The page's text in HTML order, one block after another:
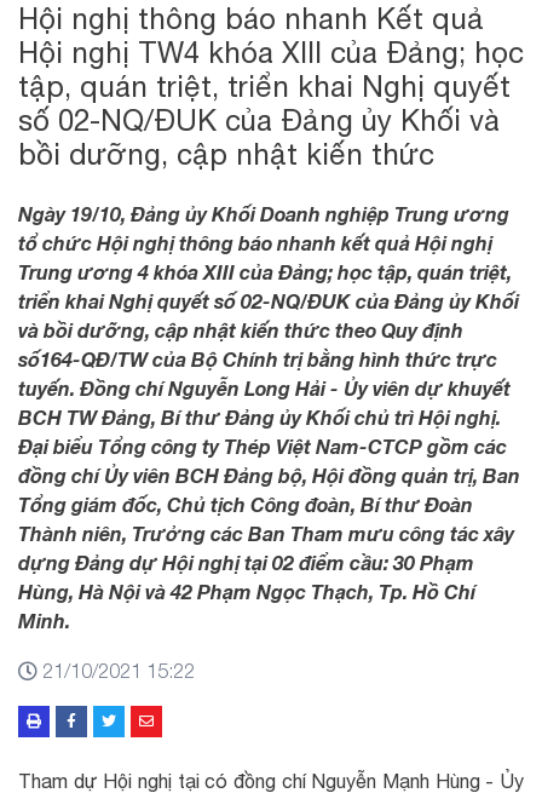
Hội nghị thông báo nhanh Kết quả
Hội nghị TW4 khóa XIII của Đảng; học
tập, quán triệt, triển khai Nghị quyết
số 02-NQ/ĐUK của Đảng ủy Khối và
bồi dưỡng, cập nhật kiến thức
Ngày 19/10, Đảng ủy Khối Doanh nghiệp Trung ương
tổ chức Hội nghị thông báo nhanh kết quả Hội nghị
Trung ương 4 khóa XIII của Đảng; học tập, quán triệt,
triển khai Nghị quyết số 02-NQ/ĐUK của Đảng ủy Khối
và bồi dưỡng, cập nhật kiến thức theo Quy định
số164-QĐ/TW của Bộ Chính trị bằng hình thức trực
tuyến. Đồng chí Nguyễn Long Hải - Ủy viên dự khuyết
BCH TW Đảng, Bí thư Đảng ủy Khối chủ trì Hội nghị.
Đại biểu Tổng công ty Thép Việt Nam-CTCP gồm các
đồng chí Ủy viên BCH Đảng bộ, Hội đồng quản trị, Ban
Tổng giám đốc, Chủ tịch Công đoàn, Bí thư Đoàn
Thành niên, Trưởng các Ban Tham mưu công tác xây
dựng Đảng dự Hội nghị tại 02 điểm cầu: 30 Phạm
Hùng, Hà Nội và 42 Phạm Ngọc Thạch, Tp. Hồ Chí
Minh.
21/10/2021 15:22
Tham dự Hội nghị tại có đồng chí Nguyễn Mạnh Hùng - Ủy